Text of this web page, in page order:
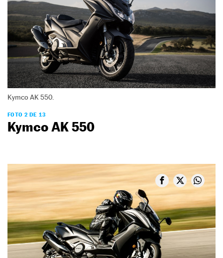
Kymco AK 550.
FOTO 2 DE 13
Kymco AK 550